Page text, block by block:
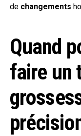
de changements
Quand
faire un